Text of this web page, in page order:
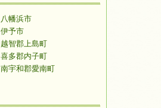
八幡浜市
伊予市
越智郡上島町
喜多郡内子町
南宇和郡愛南町